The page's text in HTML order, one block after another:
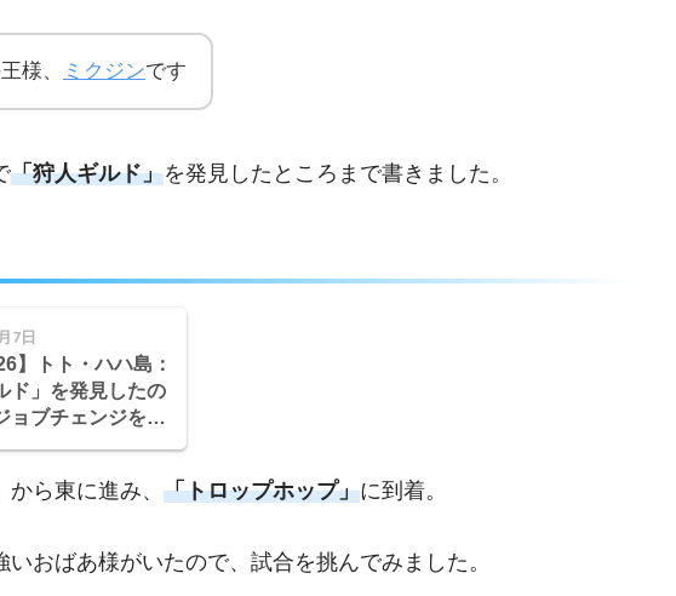
様、 ミクジンです
「狩人ギルド」を発見したところまで書きました。
7日
】トト・ハハ島：
ド」を発見したの
ョブチェンジをし
ら東に進み、 「トロップホップ」に到着。
いおばあ様がいたので、試合を挑んでみました。